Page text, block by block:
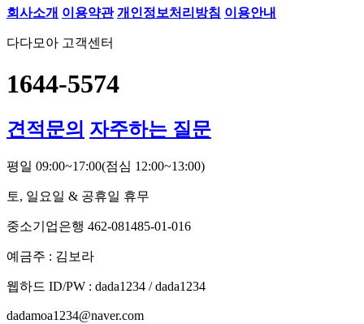
회사소개 이용약관 개인정보처리방침 이용안내
다다모아 고객센터
1644-5574
견적문의 자주하는 질문
평일 09:00~17:00(점심 12:00~13:00)
토, 일요일 & 공휴일 휴무
중소기업은행 462-081485-01-016
예금주 : 김보라
웹하드 ID/PW : dada1234 / dada1234
dadamoa1234@naver.com